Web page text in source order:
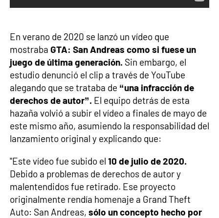
En verano de 2020 se lanzó un vídeo que
mostraba GTA: San Andreas como si fuese un
juego de última generación. Sin embargo, el
estudio denunció el clip a través de YouTube
alegando que se trataba de “una infracción de
derechos de autor”. El equipo detrás de esta
hazaña volvió a subir el vídeo a finales de mayo de
este mismo año, asumiendo la responsabilidad del
lanzamiento original y explicando que:
"Este vídeo fue subido el 10 de julio de 2020.
Debido a problemas de derechos de autor y
malentendidos fue retirado. Ese proyecto
originalmente rendía homenaje a Grand Theft
Auto: San Andreas, sólo un concepto hecho por